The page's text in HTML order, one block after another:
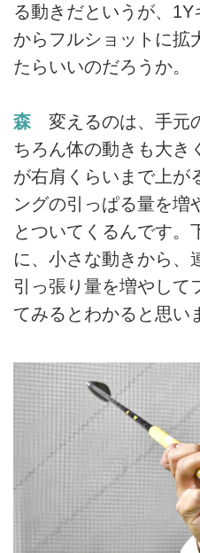
る動きだというが、
からフルショットに拡
たらいいのだろうか。
森 変えるのは、手元
ちろん体の動きも大き
が右肩くらいまで上が
ングの引っぱる量を増
とついてくるんです。
に、小さな動きから、
引っ張り量を増やして
てみるとわかると思い